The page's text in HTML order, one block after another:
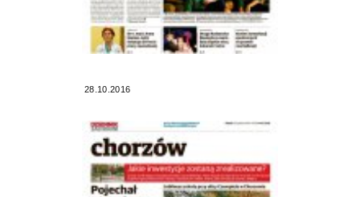
28.10.2016